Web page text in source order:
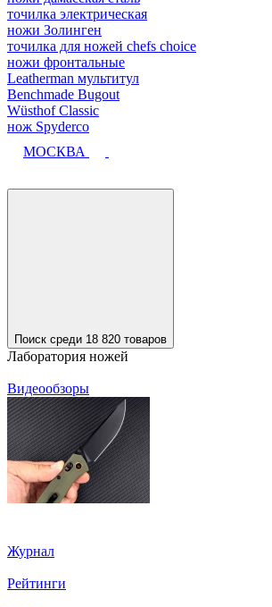
точилка электрическая
ножи Золинген
точилка для ножей chefs choice
ножи фронтальные
Leatherman мультитул
Benchmade Bugout
Wüsthof Classic
нож Spyderco
МОСКВА
Поиск среди 18 820 товаров
Лаборатория ножей
Видеообзоры
Журнал
Рейтинги